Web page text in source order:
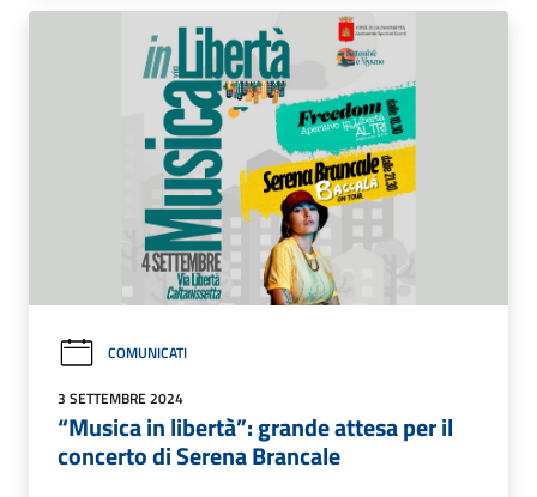
COMUNICATI
3 SETTEMBRE 2024
“Musica in libertà”: grande attesa per il
concerto di Serena Brancale